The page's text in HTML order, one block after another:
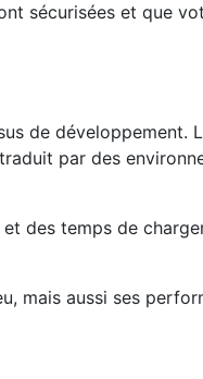
sécurisées et que
de développement.
par des
des temps de
mais aussi ses